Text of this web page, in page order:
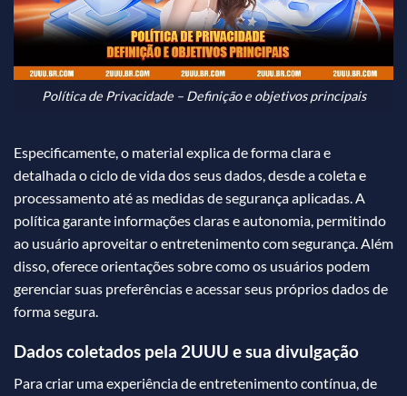
Política de Privacidade – Definição e objetivos principais
Especificamente, o material explica de forma clara e
detalhada o ciclo de vida dos seus dados, desde a coleta e
processamento até as medidas de segurança aplicadas. A
política garante informações claras e autonomia, permitindo
ao usuário aproveitar o entretenimento com segurança. Além
disso, oferece orientações sobre como os usuários podem
gerenciar suas preferências e acessar seus próprios dados de
forma segura.
Dados coletados pela 2UUU e sua divulgação
Para criar uma experiência de entretenimento contínua, de